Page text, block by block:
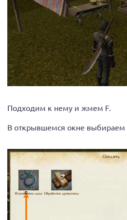
Подходим к нему и жмем F.
В открывшемся окне выбираем